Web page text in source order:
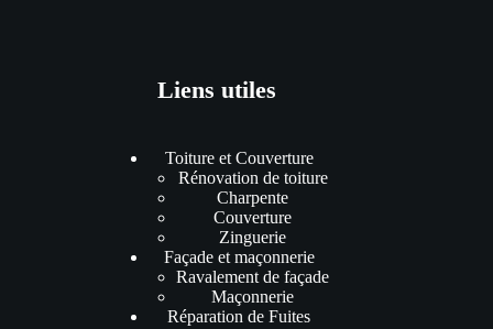
Liens utiles
Toiture et Couverture
Rénovation de toiture
Charpente
Couverture
Zinguerie
Façade et maçonnerie
Ravalement de façade
Maçonnerie
Réparation de Fuites